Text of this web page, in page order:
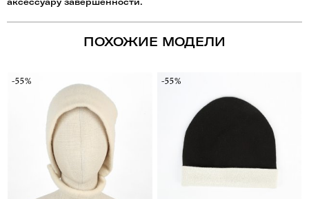
ПОХОЖИЕ МОДЕЛИ
-55% -55%